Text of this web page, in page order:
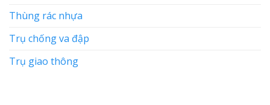
Thùng rác nhựa
Trụ chống va đập
Trụ giao thông